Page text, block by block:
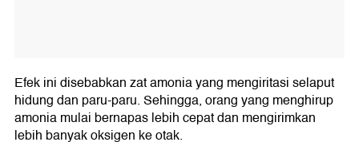
Efek ini disebabkan zat amonia yang mengiritasi selaput
hidung dan paru-paru. Sehingga, orang yang menghirup
amonia mulai bernapas lebih cepat dan mengirimkan
lebih banyak oksigen ke otak.